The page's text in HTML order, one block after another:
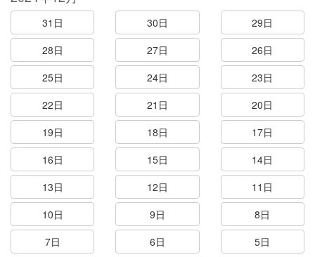
31日 30日
29日
28日
27日
26日
25日
24日
23日
22日
21日
20日
19日
18日
17日
16日
15日
14日
13日
12日
11日
10日
9日
8日
7日
6日
5日